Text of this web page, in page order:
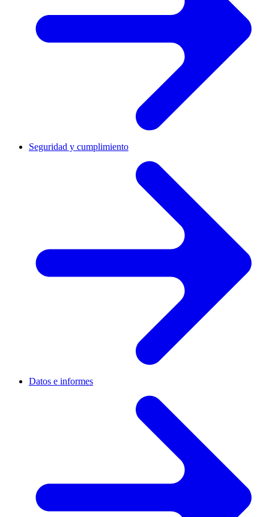
Seguridad y cumplimiento
Datos e informes